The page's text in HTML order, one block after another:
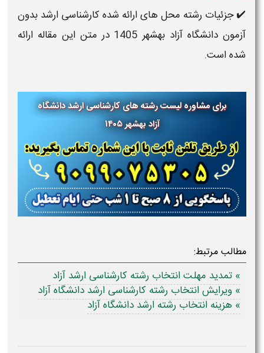
✔️ جزئیات رشته محل های ارائه شده کارشناسی ارشد بدون
آزمون دانشگاه آزاد بهشهر 1405 در متن این مقاله ارائه
شده است.
برای مشاوره لیست رشته های کارشناسی ارشد دانشگاه
آزاد بهشهر۱۴۰۵
مطالب مرتبط:
» تمدید مهلت انتخاب رشته کارشناسی ارشد آزاد
» ویرایش انتخاب رشته کارشناسی ارشد دانشگاه آزاد
» هزینه انتخاب رشته ارشد دانشگاه آزاد